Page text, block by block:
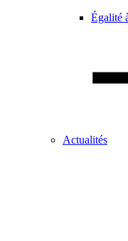
Égalité
Actualités